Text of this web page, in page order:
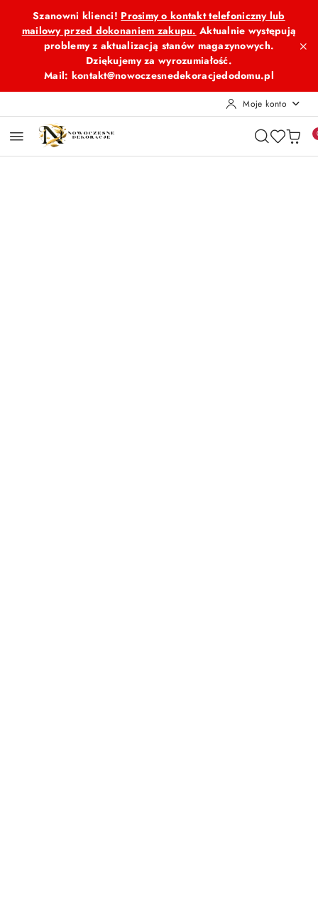
Przejdź do treści głównej
Przejdź do wyszukiwarki
Przejdź do moje konto
Przejdź do menu głównego
Przejdź do opisu produktu
Przejdź do stopki
Szanowni klienci! Prosimy o kontakt telefoniczny lub
mailowy przed dokonaniem zakupu. Aktualnie występują
problemy z aktualizacją stanów magazynowych.
Dziękujemy za wyrozumiałość.
Mail: kontakt@nowoczesnedekoracjedodomu.pl
Moje konto